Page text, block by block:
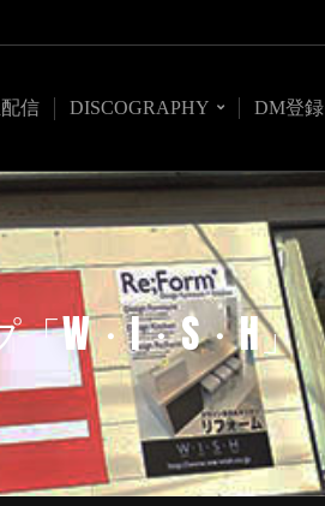
信 DISCOGRAPHY DM登録
W・I・S・H」